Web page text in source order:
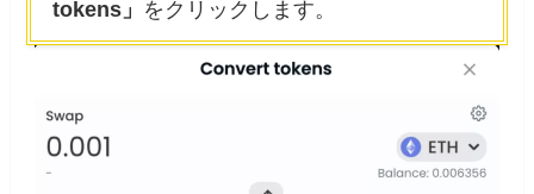
tokens」 をクリックします。